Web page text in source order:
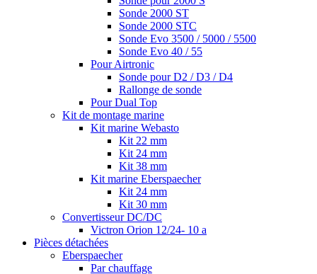
Sonde 2000 ST
Sonde 2000 STC
Sonde Evo 3500 / 5000 / 5500
Sonde Evo 40 / 55
Pour Airtronic
Sonde pour D2 / D3 / D4
Rallonge de sonde
Pour Dual Top
Kit de montage marine
Kit marine Webasto
Kit 22 mm
Kit 24 mm
Kit 38 mm
Kit marine Eberspaecher
Kit 24 mm
Kit 30 mm
Convertisseur DC/DC
Victron Orion 12/24- 10 a
Pièces détachées
Eberspaecher
Par chauffage